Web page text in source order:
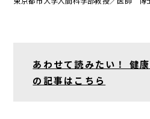
あわせて読みたい！ 健
の記事はこちら